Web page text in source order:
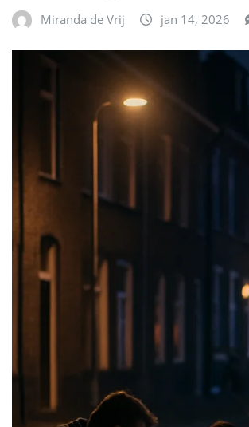
Miranda de Vrij jan 14, 2026